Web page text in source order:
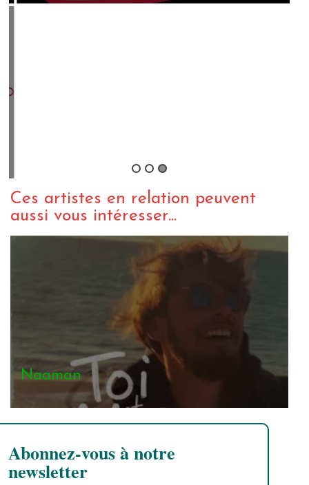
Ces artistes en relation peuvent
aussi vous intéresser...
Naaman
Abonnez-vous à notre
newsletter